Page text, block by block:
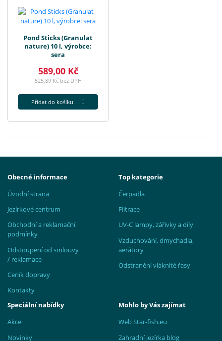
Pond Sticks (Granulat
nature) 10 l, výrobce:
sera
589,00 Kč
525,89 Kč bez DPH
Přidat do košíku
Obecné informace
Úvodní strana
Jezírkové centrum
Obchodní a reklamační
podmínky
Odstoupení od smlouvy
/ reklamace
Ceník dopravy
Kontakty
Top kategorie
Čerpadla
Filtrace
UV-C lampy, zářivky a díly
Vzduchování, dmychadla,
aerátory
Odstranění vláknité řasy
Speciální nabídky
Akce
Novinky
Mohlo by Vás zajímat
Web Star-fish.eu
Zahradní jezírka blog